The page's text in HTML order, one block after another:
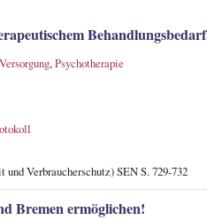
Behandlungsbedarf
,Psychotherapie
Verbraucherschutz) SEN S. 729-732
Bremen ermöglichen!